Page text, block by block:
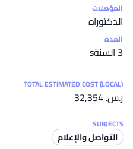
إحصائيات
المؤهلات
الدكتوراه
المدة
3 السنةs
TOTAL ESTIMATED COST (LOCAL)
ر.س.‏ 32,354
SUBJECTS
التواصل والإعلام